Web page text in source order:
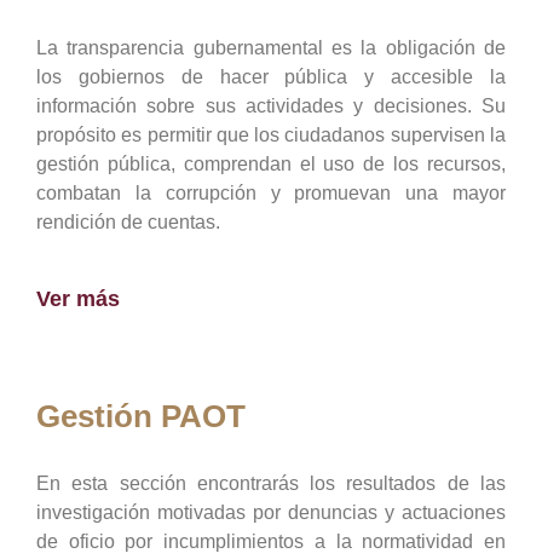
La transparencia gubernamental es la obligación de
los gobiernos de hacer pública y accesible la
información sobre sus actividades y decisiones. Su
propósito es permitir que los ciudadanos supervisen la
gestión pública, comprendan el uso de los recursos,
combatan la corrupción y promuevan una mayor
rendición de cuentas.
Ver más
Gestión PAOT
En esta sección encontrarás los resultados de las
investigación motivadas por denuncias y actuaciones
de oficio por incumplimientos a la normatividad en